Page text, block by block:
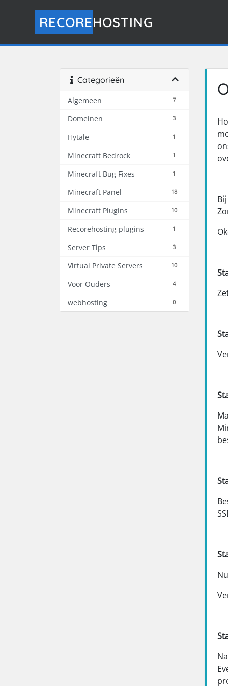
RECOREHOSTING
Categorieën
7
Algemeen
3
Domeinen
1
Hytale
1
Minecraft Bedrock
1
Minecraft Bug Fixes
18
Minecraft Panel
10
Minecraft Plugins
1
Recorehosting plugins
3
Server Tips
10
Virtual Private Servers
4
Voor Ouders
0
webhosting